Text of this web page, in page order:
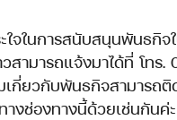
วสามารถแจ้งมาได้ที่ โท
เกี่ยวกับพันธกิจสามารถติ
างช่องทางนี้ด้วยเช่นกัน